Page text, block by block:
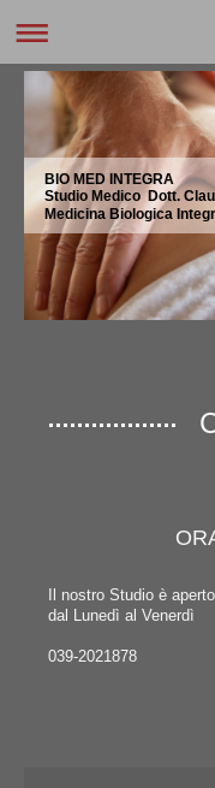
BIO MED INTEGRA
Studio Medico Dott.
Medicina Biologica
Il nostro Studio è
dal Lunedì al Venerdì
039-2021878